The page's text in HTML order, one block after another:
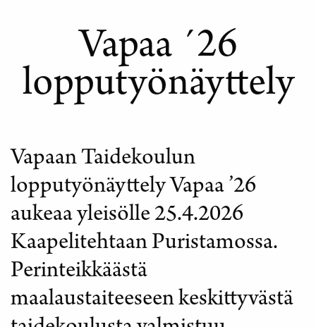
Vapaa ´26
lopputyönäyttely
Vapaan Taidekoulun
lopputyönäyttely Vapaa ’26
aukeaa yleisölle 25.4.2026
Kaapelitehtaan Puristamossa.
Perinteikkäästä
maalaustaiteeseen keskittyvästä